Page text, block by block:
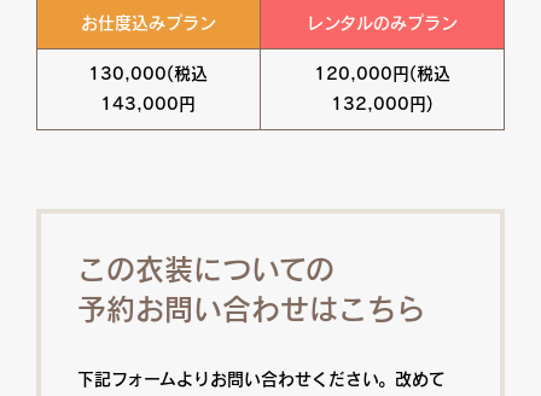
お仕度込みプラン
130,000(税込
143,000円
レンタルのみプラン
120,000円(税込
132,000円)
この衣装についての
予約お問い合わせはこちら
下記フォームよりお問い合わせください。改めて